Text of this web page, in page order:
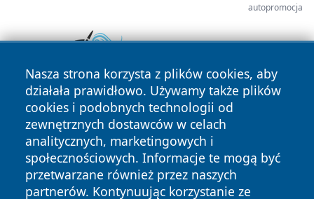
autopromocja
Nasza strona korzysta z plików cookies, aby
działała prawidłowo. Używamy także plików
cookies i podobnych technologii od
zewnętrznych dostawców w celach
analitycznych, marketingowych i
społecznościowych. Informacje te mogą być
przetwarzane również przez naszych
partnerów. Kontynuując korzystanie ze
Copyright © 2026 lubinski24.pl Wszystkie prawa zastrzeżone.